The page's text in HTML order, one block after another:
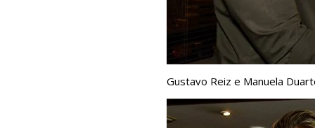
Gustavo Reiz e Manuela